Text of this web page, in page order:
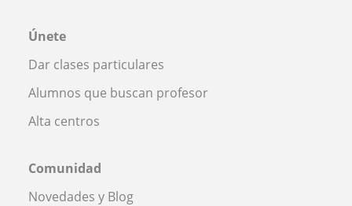
Únete
Dar clases particulares
Alumnos que buscan profesor
Alta centros
Comunidad
Novedades y Blog